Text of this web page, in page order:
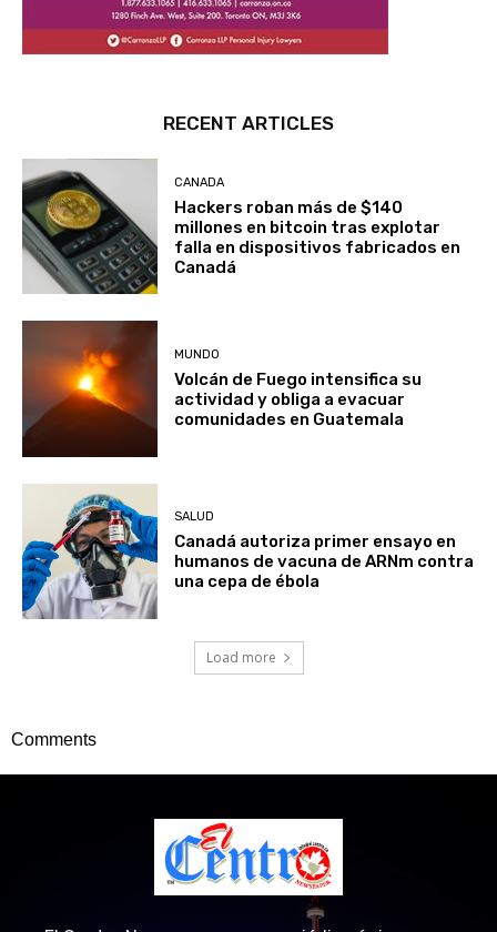
RECENT ARTICLES
CANADA
Hackers roban más de $140
millones en bitcoin tras explotar
falla en dispositivos fabricados en
Canadá
MUNDO
Volcán de Fuego intensifica su
actividad y obliga a evacuar
comunidades en Guatemala
SALUD
Canadá autoriza primer ensayo en
humanos de vacuna de ARNm contra
una cepa de ébola
Load more
Comments